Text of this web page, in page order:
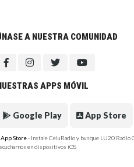
A NUESTRA COMUNIDAD
APPS MÓVIL
Google Play App Store
App Store- Instale CeluRadio y busque LU20 Radio
en dispositivos iOS